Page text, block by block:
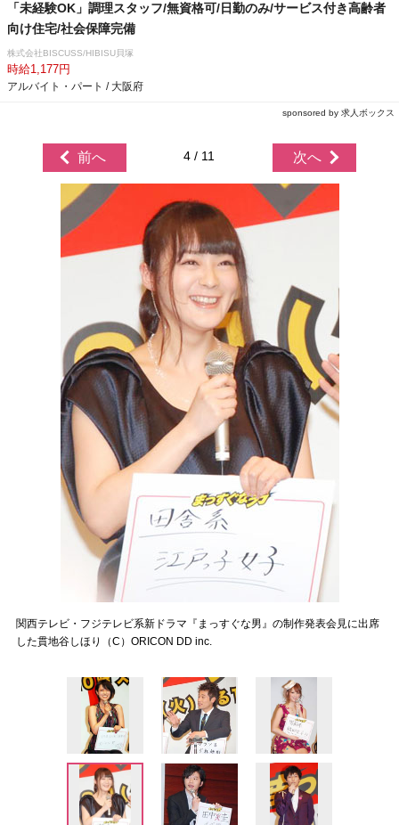
「未経験OK」調理スタッフ/無資格可/日勤のみ/サービス付き高齢者
向け住宅/社会保障完備
株式会社BISCUSS/HIBISU貝塚
時給1,177円
アルバイト・パート / 大阪府
sponsored by 求人ボックス
前へ 4 / 11 次へ
関西テレビ・フジテレビ系新ドラマ『まっすぐな男』の制作発表会見に出席
した貫地谷しほり（C）ORICON DD inc.